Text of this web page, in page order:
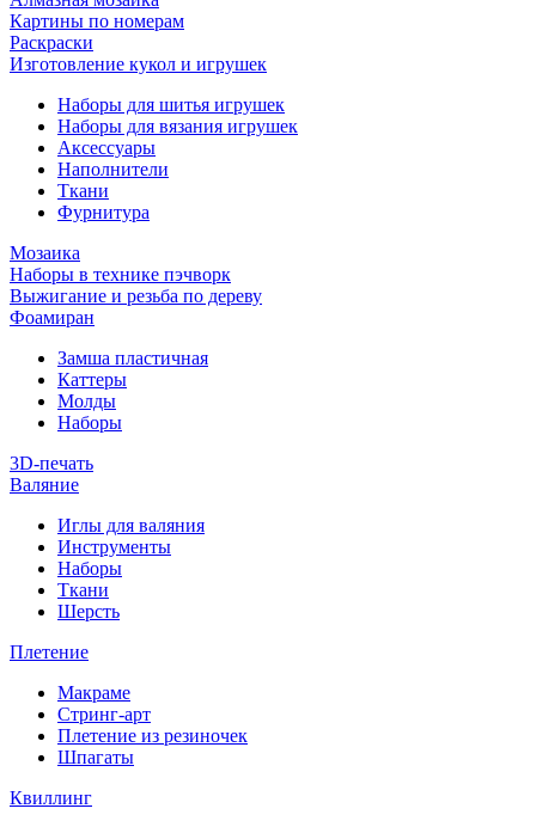
Картины по номерам
Раскраски
Изготовление кукол и игрушек
Наборы для шитья игрушек
Наборы для вязания игрушек
Аксессуары
Наполнители
Ткани
Фурнитура
Мозаика
Наборы в технике пэчворк
Выжигание и резьба по дереву
Фоамиран
Замша пластичная
Каттеры
Молды
Наборы
3D-печать
Валяние
Иглы для валяния
Инструменты
Наборы
Ткани
Шерсть
Плетение
Макраме
Стринг-арт
Плетение из резиночек
Шпагаты
Квиллинг